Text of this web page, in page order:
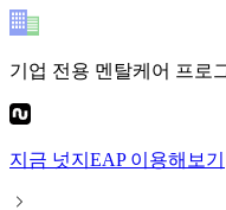
기업 전용 멘탈케어 프로
지금 넛지EAP이용해보기